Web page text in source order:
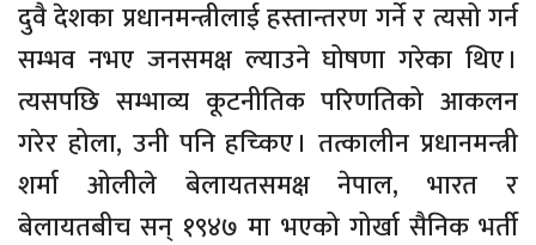
दुवै देशका प्रधानमन्त्रीलाई हस्तान्तरण गर्ने र त्यसो गर्न
सम्भव नभए जनसमक्ष ल्याउने घोषणा गरेका थिए ।
त्यसपछि सम्भाव्य कूटनीतिक परिणतिको आकलन
गरेर होला, उनी पनि हच्किए । तत्कालीन प्रधानमन्त्री
शर्मा ओलीले बेलायतसमक्ष नेपाल, भारत र
बेलायतबीच सन् १९४७ मा भएको गोर्खा सैनिक भर्ती